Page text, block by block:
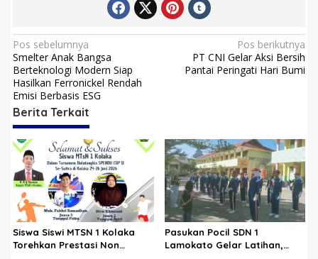
N
a
v
i
g
a
s
i
p
o
s
Pos sebelumnya
Smelter Anak Bangsa
Berteknologi Modern Siap
Hasilkan Ferronickel Rendah
Emisi Berbasis ESG
Pos berikutnya
PT CNI Gelar Aksi Bersih
Pantai Peringati Hari Bumi
Berita Terkait
Siswa Siswi MTSN 1 Kolaka
Torehkan Prestasi Non
Pasukan Pocil SDN 1
Lamokato Gelar Latihan,